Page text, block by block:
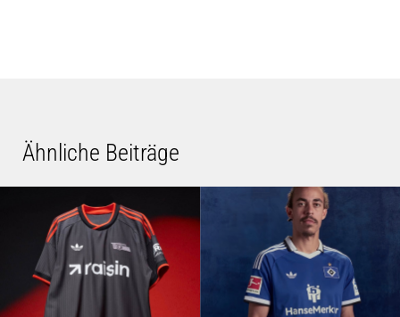
Ähnliche Beiträge